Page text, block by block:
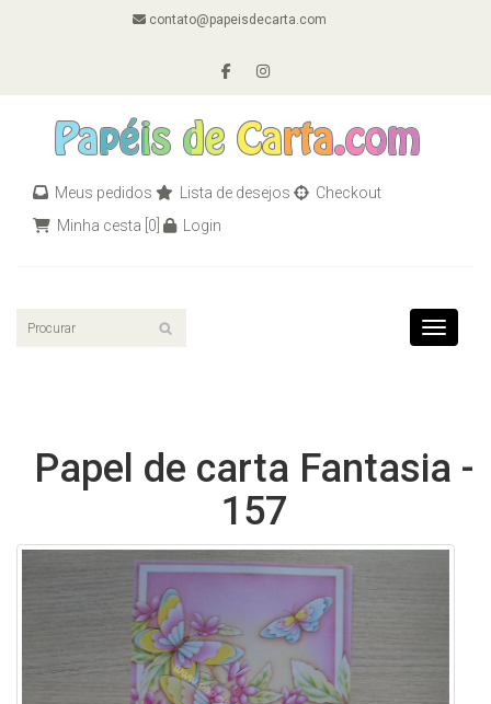
contato@papeisdecarta.com
Meus pedidos Lista de desejos
Checkout
Minha cesta [0] Login
Toggle
Papel de carta Fantasia -
157